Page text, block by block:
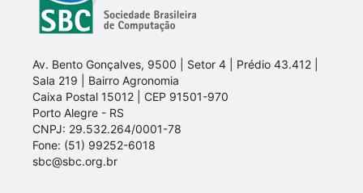
Av. Bento Gonçalves, 9500 | Setor 4 | Prédio 43.412 |
Sala 219 | Bairro Agronomia
Caixa Postal 15012 | CEP 91501-970
Porto Alegre - RS
CNPJ: 29.532.264/0001-78
Fone: (51) 99252-6018
sbc@sbc.org.br